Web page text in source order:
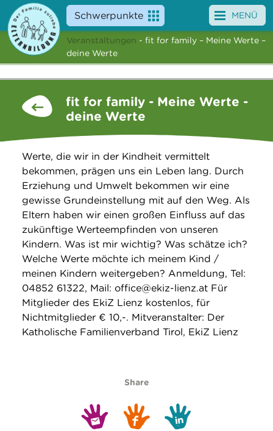
Schwerpunkte
Angebote
News
Über uns
Suche
MENÜ
Veranstaltungen - fit for family – Meine Werte –
deine Werte
fit for family - Meine Werte -
deine Werte
Werte, die wir in der Kindheit vermittelt
bekommen, prägen uns ein Leben lang. Durch
Erziehung und Umwelt bekommen wir eine
gewisse Grundeinstellung mit auf den Weg. Als
Eltern haben wir einen großen Einfluss auf das
zukünftige Werteempfinden von unseren
Kindern. Was ist mir wichtig? Was schätze ich?
Welche Werte möchte ich meinem Kind /
meinen Kindern weitergeben? Anmeldung, Tel:
04852 61322, Mail: office@ekiz-lienz.at Für
Mitglieder des EkiZ Lienz kostenlos, für
Nichtmitglieder € 10,-. Mitveranstalter: Der
Katholische Familienverband Tirol, EkiZ Lienz
Share